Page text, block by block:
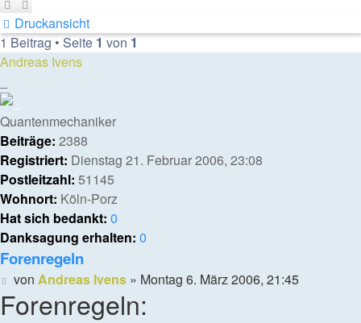
Druckansicht
1 Beitrag • Seite 1 von 1
Andreas Ivens
Quantenmechaniker
Beiträge: 2388
Registriert: Dienstag 21. Februar 2006, 23:08
Postleitzahl: 51145
Wohnort: Köln-Porz
Hat sich bedankt: 0
Danksagung erhalten: 0
Forenregeln
Beitrag
von Andreas Ivens» Montag 6. März 2006, 21:45
Forenregeln: